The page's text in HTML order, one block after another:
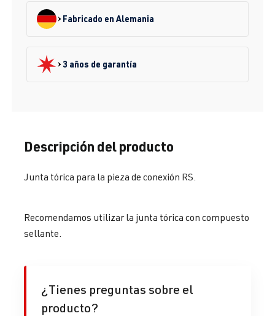
Fabricado en Alemania
3 años de garantía
Descripción del producto
Junta tórica para la pieza de conexión RS.
Recomendamos utilizar la junta tórica con compuesto
sellante.
¿Tienes preguntas sobre el
producto?